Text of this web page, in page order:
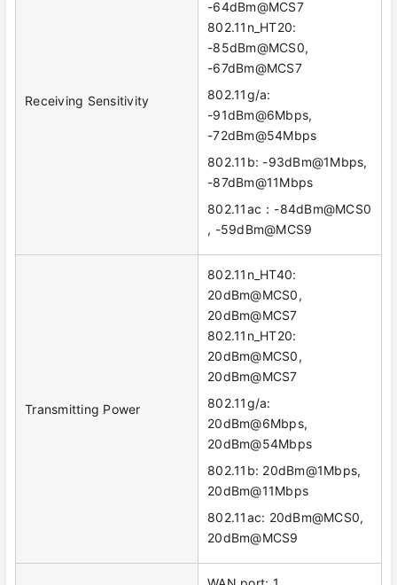
Receiving Sensitivity
-64dBm@MCS7
802.11n_HT20:
-85dBm@MCS0,
-67dBm@MCS7
802.11g/a:
-91dBm@6Mbps,
-72dBm@54Mbps
802.11b: -93dBm@1Mbps,
-87dBm@11Mbps
802.11ac：-84dBm@MCS0
, -59dBm@MCS9
Transmitting Power
802.11n_HT40:
20dBm@MCS0,
20dBm@MCS7
802.11n_HT20:
20dBm@MCS0,
20dBm@MCS7
802.11g/a:
20dBm@6Mbps,
20dBm@54Mbps
802.11b: 20dBm@1Mbps,
20dBm@11Mbps
802.11ac: 20dBm@MCS0,
20dBm@MCS9